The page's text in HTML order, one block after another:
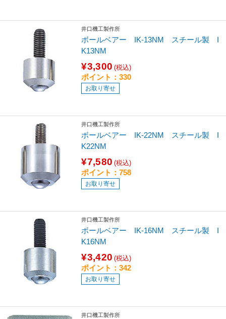
井口機工製作所
ボールベアー IK-13NM スチール製 I
K13NM
¥3,300 (税込)
ポイント：330
お取り寄せ
井口機工製作所
ボールベアー IK-22NM スチール製 I
K22NM
¥7,580 (税込)
ポイント：758
お取り寄せ
井口機工製作所
ボールベアー IK-16NM スチール製 I
K16NM
¥3,420 (税込)
ポイント：342
お取り寄せ
井口機工製作所